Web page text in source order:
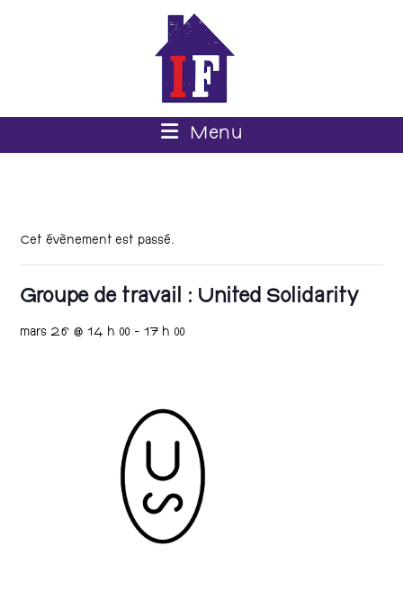
Menu
Cet évènement est passé.
Groupe de travail : United Solidarity
mars 26 @ 14 h 00 -17 h 00